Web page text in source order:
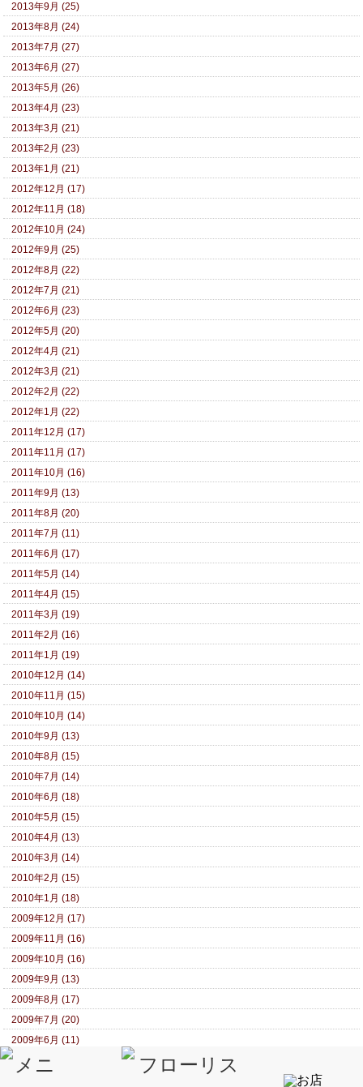
2013年9月 (25)
2013年8月 (24)
2013年7月 (27)
2013年6月 (27)
2013年5月 (26)
2013年4月 (23)
2013年3月 (21)
2013年2月 (23)
2013年1月 (21)
2012年12月 (17)
2012年11月 (18)
2012年10月 (24)
2012年9月 (25)
2012年8月 (22)
2012年7月 (21)
2012年6月 (23)
2012年5月 (20)
2012年4月 (21)
2012年3月 (21)
2012年2月 (22)
2012年1月 (22)
2011年12月 (17)
2011年11月 (17)
2011年10月 (16)
2011年9月 (13)
2011年8月 (20)
2011年7月 (11)
2011年6月 (17)
2011年5月 (14)
2011年4月 (15)
2011年3月 (19)
2011年2月 (16)
2011年1月 (19)
2010年12月 (14)
2010年11月 (15)
2010年10月 (14)
2010年9月 (13)
2010年8月 (15)
2010年7月 (14)
2010年6月 (18)
2010年5月 (15)
2010年4月 (13)
2010年3月 (14)
2010年2月 (15)
2010年1月 (18)
2009年12月 (17)
2009年11月 (16)
2009年10月 (16)
2009年9月 (13)
2009年8月 (17)
2009年7月 (20)
2009年6月 (11)
2009年5月 (15)